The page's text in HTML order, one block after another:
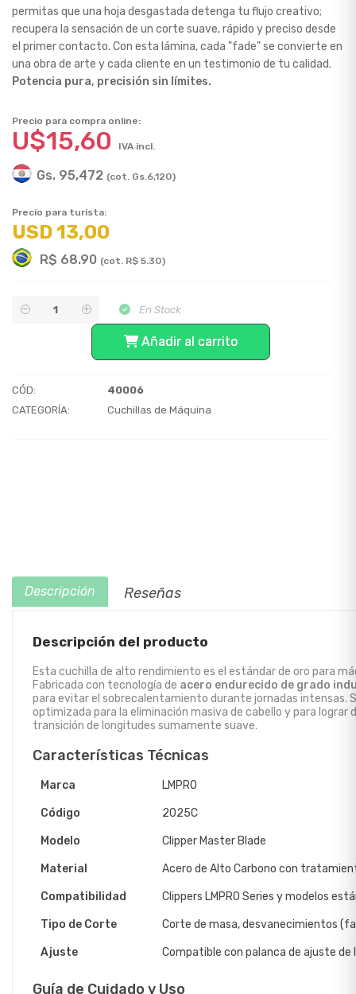
permitas que una hoja desgastada detenga tu flujo creativo;
recupera la sensación de un corte suave, rápido y preciso desde
el primer contacto. Con esta lámina, cada "fade" se convierte en
una obra de arte y cada cliente en un testimonio de tu calidad.
Potencia pura, precisión sin límites.
Precio para compra online:
U$15,60 IVA incl.
Gs. 95,472 (cot. Gs.6,120)
Precio para turista:
USD 13,00
R$ 68.90 (cot. R$ 5.30)
En Stock
Añadir al carrito
CÓD:
40006
CATEGORÍA:
Cuchillas de Máquina
Descripción Reseñas
Descripción del producto
Esta cuchilla de alto rendimiento es el estándar de oro para
Fabricada con tecnología de acero endurecido de grado
para evitar el sobrecalentamiento durante jornadas intensas.
optimizada para la eliminación masiva de cabello y para lograr
transición de longitudes sumamente suave.
Características Técnicas
Marca LMPRO
Código 2025C
Modelo Clipper Master Blade
Material Acero de Alto Carbono con
Compatibilidad Clippers LMPRO Series y modelos
Tipo de Corte Corte de masa, desvanecimientos
Ajuste Compatible con palanca de ajuste de
Guía de Cuidado y Uso